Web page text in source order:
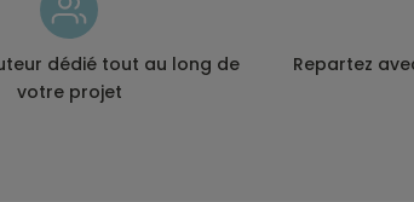
dédié tout au long de
votre projet
Repartez